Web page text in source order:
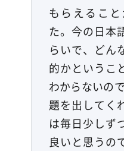
もらえるこ
た。今の日本
らいで、どん
的かというこ
わからないの
題を出してく
は毎日少しず
良いと思うの